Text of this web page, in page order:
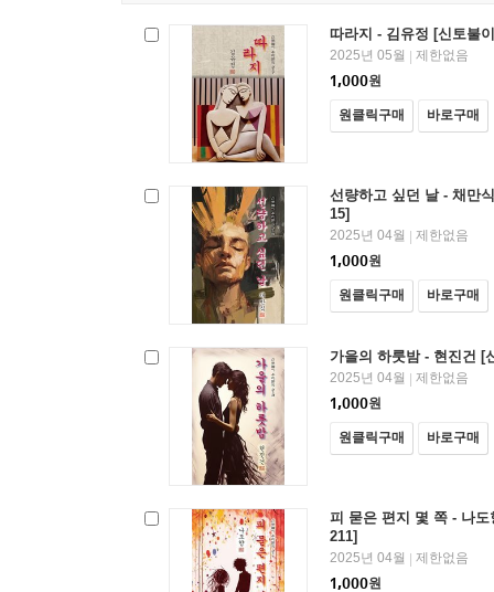
따라지 - 김유정 [신토불
2025년 05월 | 제한없음
1,000원
원클릭구매 바로구매
선량하고 싶던 날 - 채만
15]
2025년 04월 | 제한없음
1,000원
원클릭구매 바로구매
가을의 하룻밤 - 현진건 [
2025년 04월 | 제한없음
1,000원
원클릭구매 바로구매
피 묻은 편지 몇 쪽 - 나
211]
2025년 04월 | 제한없음
1,000원